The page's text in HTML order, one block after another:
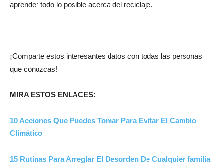
aprender todo lo posible acerca del reciclaje.
¡Comparte estos interesantes datos con todas las personas
que conozcas!
MIRA ESTOS ENLACES:
10 Acciones Que Puedes Tomar Para Evitar El Cambio
Climático
15 Rutinas Para Arreglar El Desorden De Cualquier familia